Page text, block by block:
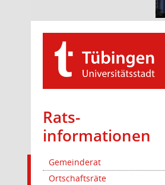
Rats­
informationen
Gemeinderat
Ortschaftsräte